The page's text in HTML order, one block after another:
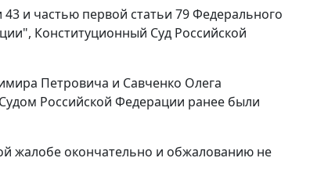
43 и частью первой статьи 79Федерального
Конституционный Суд Российской
Петровича и Савченко Олега
Российской Федерации ранее были
жалобе окончательно и обжалованию не